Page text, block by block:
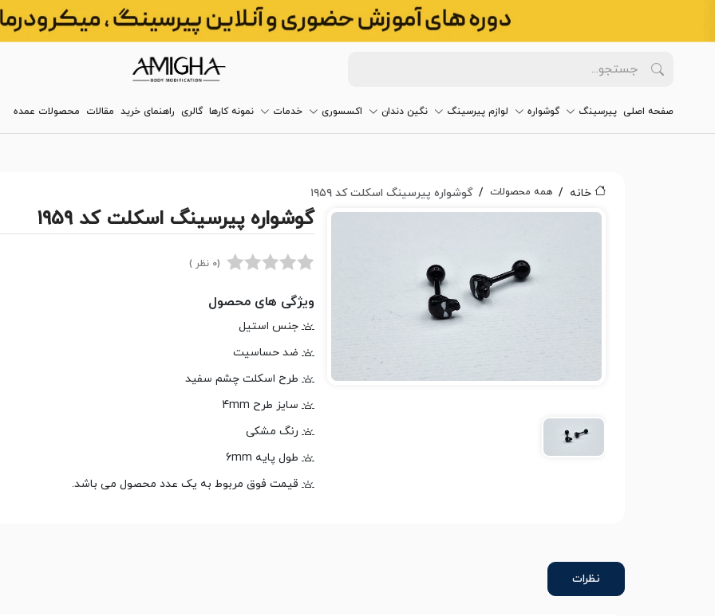
صفحه اصلی پیرسینگ گوشواره لوازم پیرسینگ نگین دندان اکسسوری خدمات نمونه کارها گالری راهنمای خرید مقالات محصولات عمده
خانه همه محصولات گوشواره پیرسینگ اسکلت کد ۱۹۵۹
گوشواره پیرسینگ اسکلت کد ۱۹۵۹
(0 نظر )
ویژگی های محصول
جنس استیل
ضد حساسیت
طرح اسکلت چشم سفید
سایز طرح 4mm
رنگ مشکی
طول پایه 6mm
قیمت فوق مربوط به یک عدد محصول می باشد.
نظرات